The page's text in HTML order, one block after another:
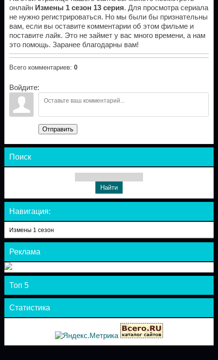
онлайн Измены 1 сезон 13 серия. Для просмотра сериала
не нужно регистрироваться. Но мы были бы признательны
вам, если вы оставите комментарии об этом фильме и
поставите лайк. Это не займет у вас много времени, а нам
это помощь. Заранее благодарны вам!
Всего комментариев: 0
Войдите:
Отправить
Поиск
Навигация:
Измены 1 сезон
Реклама
Топ 5
Статистика